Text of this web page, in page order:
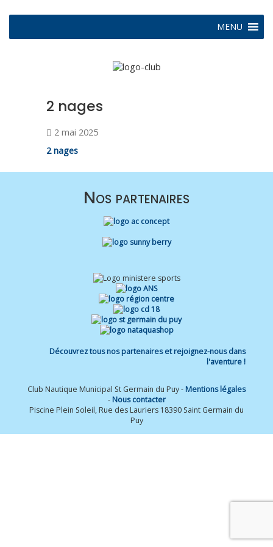
MENU
2 nages
2 mai 2025
2 nages
Nos partenaires
Découvrez tous nos partenaires et rejoignez-nous dans
l'aventure !
Club Nautique Municipal St Germain du Puy - Mentions légales
- Nous contacter
Piscine Plein Soleil, Rue des Lauriers 18390 Saint Germain du
Puy